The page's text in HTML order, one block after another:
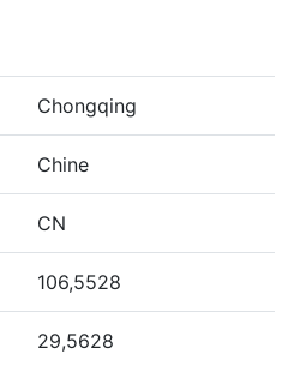
Chongqing
Chine
CN
106,5528
29,5628